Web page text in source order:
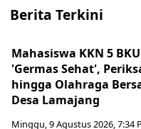
Berita Terkini
Mahasiswa KKN 5
'Germas Sehat',
hingga Olahraga
Desa Lamajang
Minggu, 9 Agustus 2026, 7:34